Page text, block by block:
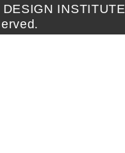
erved.